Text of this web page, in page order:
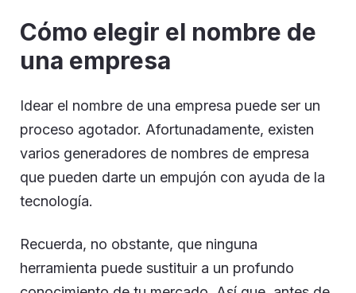
Cómo elegir el nombre de
una empresa
Idear el nombre de una empresa puede ser un
proceso agotador. Afortunadamente, existen
varios generadores de nombres de empresa
que pueden darte un empujón con ayuda de la
tecnología.
Recuerda, no obstante, que ninguna
herramienta puede sustituir a un profundo